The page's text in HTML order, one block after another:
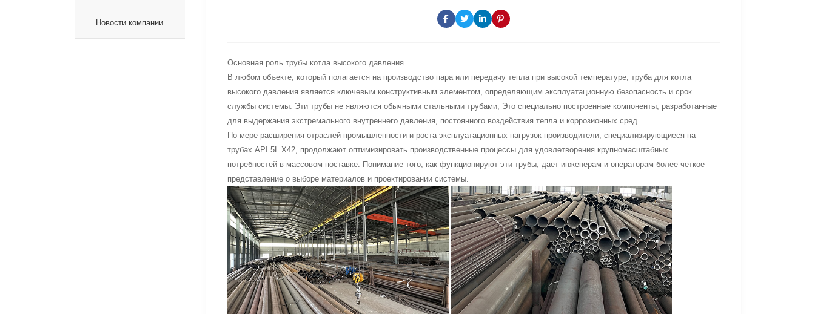
Новости компании
Основная роль трубы котла высокого давления
В любом объекте, который полагается на производство пара или передачу тепла при высокой температуре, труба для котла
высокого давления является ключевым конструктивным элементом, определяющим эксплуатационную безопасность и срок
службы системы. Эти трубы не являются обычными стальными трубами; Это специально построенные компоненты, разработанные
для выдержания экстремального внутреннего давления, постоянного воздействия тепла и коррозионных сред.
По мере расширения отраслей промышленности и роста эксплуатационных нагрузок производители, специализирующиеся на
трубах API 5L X42, продолжают оптимизировать производственные процессы для удовлетворения крупномасштабных
потребностей в массовом поставке. Понимание того, как функционируют эти трубы, дает инженерам и операторам более четкое
представление о выборе материалов и проектировании системы.